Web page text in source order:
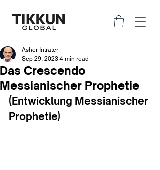
Das Crescendo
Messianischer Prophetie
Asher Intrater
Sep 29, 2023 4 min read
(Entwicklung Messianischer
Prophetie)